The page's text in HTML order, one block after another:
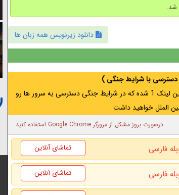
دانلود زیرنویس همه زبان ها
با شرایط جنگی )
اگر از ایران به آدرس مخفی متصل هستید ، لینک 3 جایگزین لینک 1 شده که در شرایط جنگی دسترسی به سرور ها رو
الملل خواهید داشت
درصورت بروز مشکل از مرورگر Google Chrome استفاده کنید
فارسی تماشای آنلاین
فارسی تماشای آنلاین